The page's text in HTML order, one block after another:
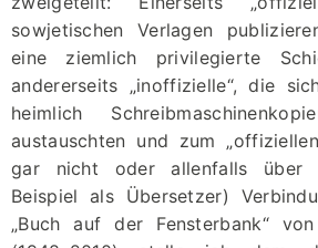
sowjetischen Verlagen
eine ziemlich privilegierte
andererseits „inoffizielle“, die
heimlich
austauschten und zum
gar nicht oder allenfalls über
Beispiel als Übersetzer)
„Buch auf der Fensterbank“